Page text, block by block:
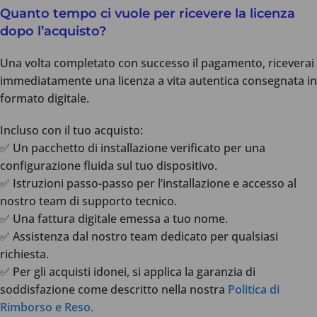
Quanto tempo ci vuole per ricevere la licenza
dopo l’acquisto?
Una volta completato con successo il pagamento, riceverai
immediatamente una licenza a vita autentica consegnata in
formato digitale.
Incluso con il tuo acquisto:
✅ Un pacchetto di installazione verificato per una
configurazione fluida sul tuo dispositivo.
✅ Istruzioni passo-passo per l’installazione e accesso al
nostro team di supporto tecnico.
✅ Una fattura digitale emessa a tuo nome.
✅ Assistenza dal nostro team dedicato per qualsiasi
richiesta.
✅ Per gli acquisti idonei, si applica la garanzia di
soddisfazione come descritto nella nostra Politica di
Rimborso e Reso.